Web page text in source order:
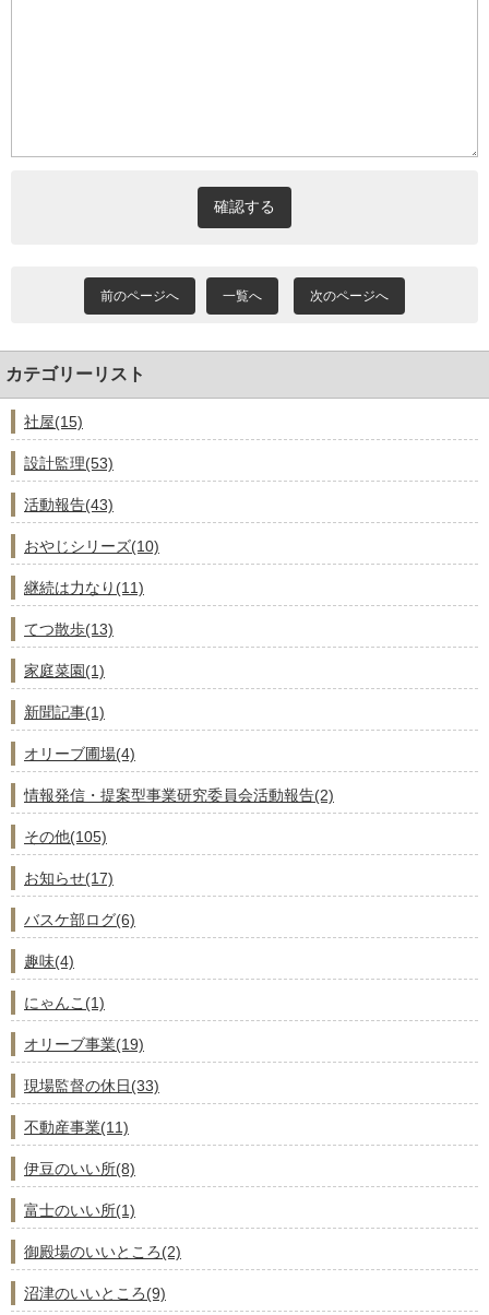
前のページへ 一覧へ 次のページへ
カテゴリーリスト
社屋(15)
設計監理(53)
活動報告(43)
おやじシリーズ(10)
継続は力なり(11)
てつ散歩(13)
家庭菜園(1)
新聞記事(1)
オリーブ圃場(4)
情報発信・提案型事業研究委員会活動報告(2)
その他(105)
お知らせ(17)
バスケ部ログ(6)
趣味(4)
にゃんこ(1)
オリーブ事業(19)
現場監督の休日(33)
不動産事業(11)
伊豆のいい所(8)
富士のいい所(1)
御殿場のいいところ(2)
沼津のいいところ(9)